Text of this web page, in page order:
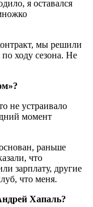
я оставался
мы решили
ходу сезона. Не
не устраивало
момент
раньше
что
зарплату, другие
что меня.
Хапаль?